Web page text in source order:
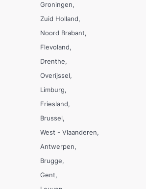
Groningen
Zuid Holland
Noord Brabant
Flevoland
Drenthe
Overijssel
Limburg
Friesland
Brussel
West - Vlaanderen
Antwerpen
Brugge
Gent